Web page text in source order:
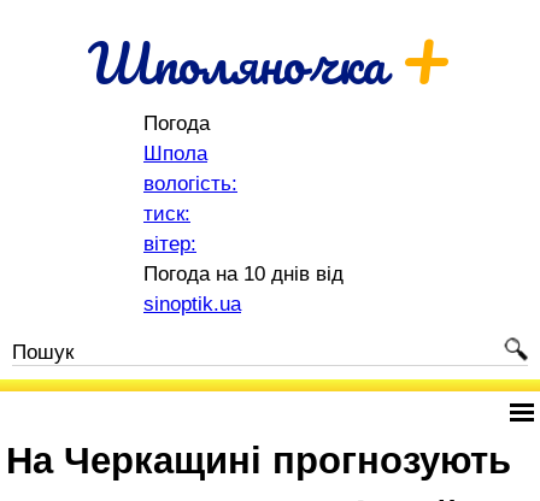
Шполяночка+
Погода
Шпола
вологість:
тиск:
вітер:
Погода на 10 днів від
sinoptik.ua
На Черкащині прогнозують